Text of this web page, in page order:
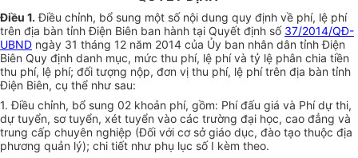
Điều 1. Điều chỉnh, bổ sung một số nội dung quy định về phí, lệ phí
trên địa bàn tỉnh Điện Biên ban hành tại Quyết định số 37/2014/QĐ-
UBND ngày 31 tháng 12 năm 2014 của Ủy ban nhân dân tỉnh Điện
Biên Quy định danh mục, mức thu phí, lệ phí và tỷ lệ phân chia tiền
thu phí, lệ phí; đối tượng nộp, đơn vị thu phí, lệ phí trên địa bàn tỉnh
Điện Biên, cụ thể như sau:
1. Điều chỉnh, bổ sung 02 khoản phí, gồm: Phí đấu giá và Phí dự thi,
dự tuyển, sơ tuyển, xét tuyển vào các trường đại học, cao đẳng và
trung cấp chuyên nghiệp (Đối với cơ sở giáo dục, đào tạo thuộc địa
phương quản lý); chi tiết như phụ lục số I kèm theo.